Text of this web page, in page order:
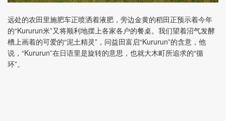
远处的农田里施肥车正喷洒着液肥，旁边金黄的稻田正预示着今年
的“Kururun米”又将顺利地摆上各家各户的餐桌。我们望着沼气发酵
槽上画着的可爱的“泥土精灵”，问益田富启“Kururun”的含意，他
说，“Kururun”在日语里是旋转的意思，也就大木町所追求的“循
环”。